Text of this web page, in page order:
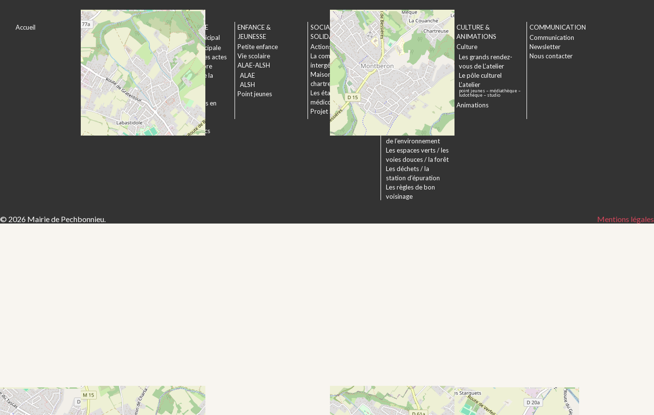
Accueil
VOTRE VILLE
Bienvenue à
Pechbonnieu
Plan d’accès et
transports
Vie associative
Vie économique
Sécurité Prévention
Contacts utiles
VOTRE MAIRIE
Le conseil municipal
L’équipe municipale
Publication des actes
Expression libre
Les services de la
mairie
Démarches
administratives en
ligne
Formulaires
Marchés publics
ENFANCE &
JEUNESSE
Petite enfance
Vie scolaire
ALAE-ALSH
ALAE
ALSH
Point jeunes
SOCIAL &
SOLIDARITÉ
Actions municipales
La commission
intergénérationnelle
Maison de retraite La
chartreuse
Les établissements
médico-sociaux
Projet Se Canto
URBANISME &
ENVIRONNEMENT
Urbanisme
Le service urbanisme
Déposer un dossier
Le droit applicable à
Pechbonnieu
Déploiement de la
fibre optique
Environnement
La Charte
Les actions en faveur
de l’environnement
Les espaces verts / les
voies douces / la forêt
Les déchets / la
station d’épuration
Les règles de bon
voisinage
CULTURE &
ANIMATIONS
Culture
Les grands rendez-
vous de L’atelier
Le pôle culturel
L’atelier
point jeunes – médiathèque –
ludothèque – studio
Animations
COMMUNICATION
Communication
Newsletter
Nous contacter
© 2026 Mairie de Pechbonnieu. Mentions légales